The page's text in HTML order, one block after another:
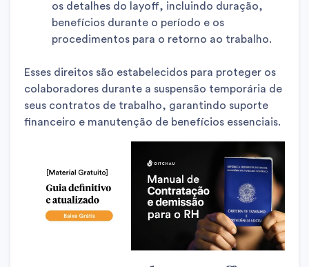
os detalhes do layoff, incluindo duração,
benefícios durante o período e os
procedimentos para o retorno ao trabalho.
Esses direitos são estabelecidos para proteger os
colaboradores durante a suspensão temporária de
seus contratos de trabalho, garantindo suporte
financeiro e manutenção de benefícios essenciais.